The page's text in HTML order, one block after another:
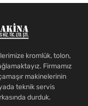
kromlük, tolon,
Firmamız
makinelerinin
teknik servis
durduk.